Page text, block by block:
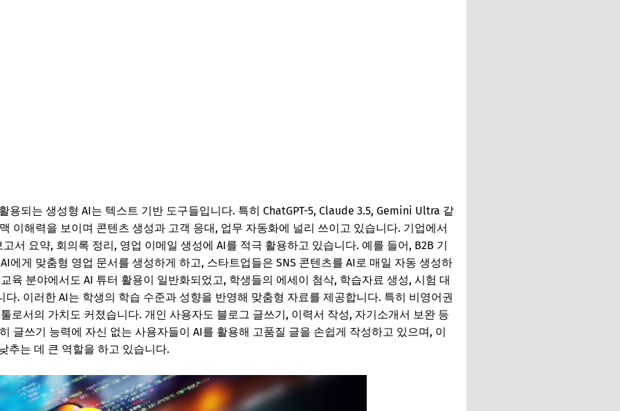
용되는 생성형 AI는 텍스트 기반 도구들입니다. 특히 ChatGPT-5, Claude 3.5, Gemini Ultra 같
이해력을 보이며 콘텐츠 생성과 고객 응대, 업무 자동화에 널리 쓰이고 있습니다. 기업에서
서 요약, 회의록 정리, 영업 이메일 생성에 AI를 적극 활용하고 있습니다. 예를 들어, B2B 기
에게 맞춤형 영업 문서를 생성하게 하고, 스타트업들은 SNS 콘텐츠를 AI로 매일 자동 생성하
육 분야에서도 AI 튜터 활용이 일반화되었고, 학생들의 에세이 첨삭, 학습자료 생성, 시험 대
다. 이러한 AI는 학생의 학습 수준과 성향을 반영해 맞춤형 자료를 제공합니다. 특히 비영어권
로서의 가치도 커졌습니다. 개인 사용자도 블로그 글쓰기, 이력서 작성, 자기소개서 보완 등
글쓰기 능력에 자신 없는 사용자들이 AI를 활용해 고품질 글을 손쉽게 작성하고 있으며, 이
추는 데 큰 역할을 하고 있습니다.